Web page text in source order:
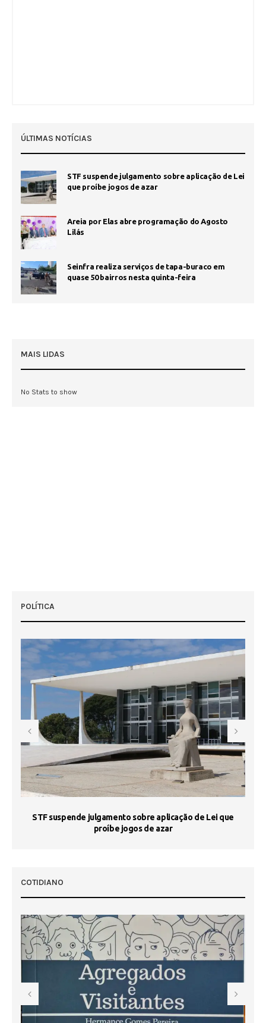
ÚLTIMAS NOTÍCIAS
STF suspende julgamento sobre aplicação de Lei
que proíbe jogos de azar
Areia por Elas abre programação do Agosto
Lilás
Seinfra realiza serviços de tapa-buraco em
quase 50 bairros nesta quinta-feira
MAIS LIDAS
No Stats to show
POLÍTICA
STF suspende julgamento sobre aplicação de Lei que
proíbe jogos de azar
COTIDIANO